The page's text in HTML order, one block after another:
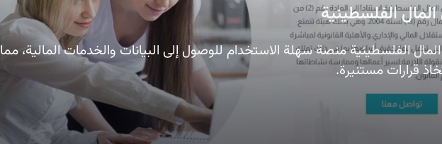
الفلسطينية
الفلسطينية منصة سهلة الاستخدام للوصول إلى البيانات والخدمات المالية، مما
قرارات مستنيرة.